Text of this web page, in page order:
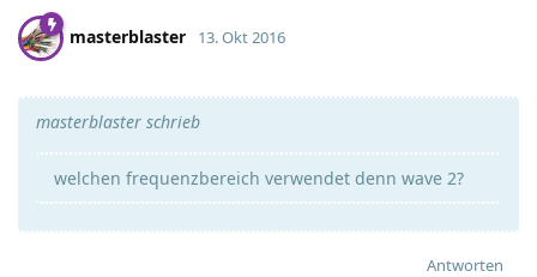
masterblaster 13. Okt 2016
masterblaster schrieb
welchen frequenzbereich verwendet denn wave 2?
Antworten